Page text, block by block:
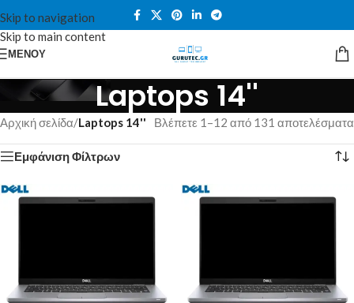
Skip to navigation
Skip to main content
ΜΕΝΟΎ
Laptops 14''
Αρχική σελίδα/Laptops 14'' Βλέπετε 1–12 από 131 αποτελέσματα
Εμφάνιση Φίλτρων